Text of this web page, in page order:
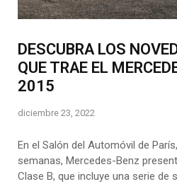
DESCUBRA LOS
QUE TRAE EL
2015
diciembre 23, 2022
En el Salón del Automóvil de
semanas, Mercedes-Benz
Clase B, que incluye una serie